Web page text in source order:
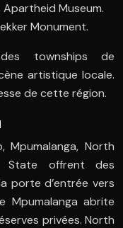
Museum.
Monument.
townships de
artistique locale.
de cette région.
Mpumalanga, North
State offrent des
porte d’entrée vers
Mpumalanga abrite
privées. North